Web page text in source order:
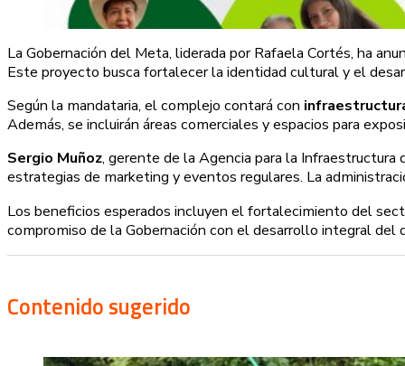
La Gobernación del Meta, liderada por Rafaela Cortés, ha
Este proyecto busca fortalecer la identidad cultural y el
Según la mandataria, el complejo contará con
Además, se incluirán áreas comerciales y espacios para
Sergio Muñoz, gerente de la Agencia para la
estrategias de marketing y eventos regulares. La
Los beneficios esperados incluyen el fortalecimiento del
compromiso de la Gobernación con el desarrollo integral del
Contenido sugerido